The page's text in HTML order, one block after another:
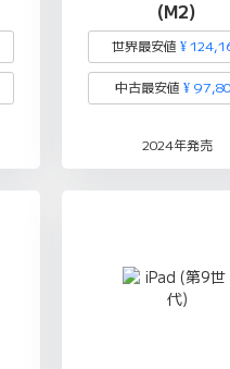
(M2)
世界最安値 ¥
中古最安値 ¥
2024年発売